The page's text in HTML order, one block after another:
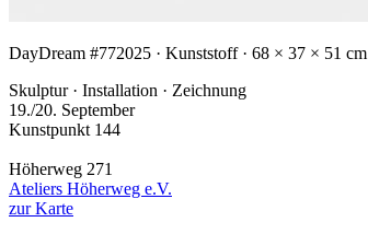
DayDream #772025 · Kunststoff · 68 × 37 × 51 cm
Skulptur · Installation · Zeichnung
19./20. September
Kunstpunkt 144
Höherweg 271
Ateliers Höherweg e.V.
zur Karte